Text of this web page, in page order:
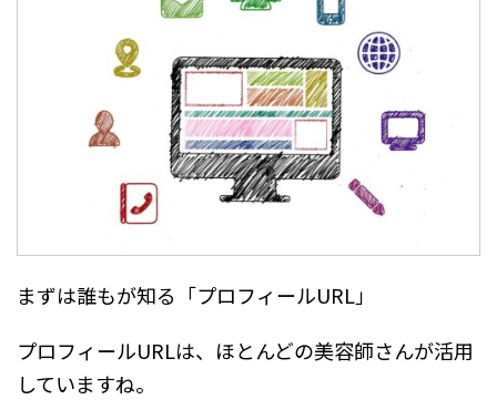
まずは誰もが知る「プロフィールURL」
プロフィールURLは、ほとんどの美容師さんが活用
していますね。